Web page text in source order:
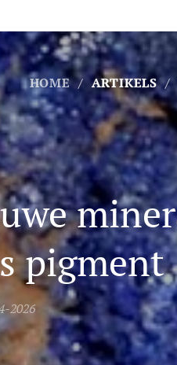
HOME ARTIKELS
pigment
2026